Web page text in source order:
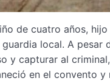
de cuatro años,
local. A pesar
y capturar al
en el convento